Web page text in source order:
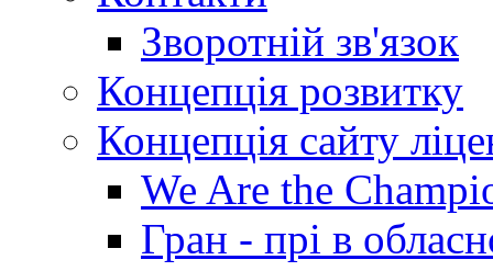
Зворотній зв'язок
Концепція розвитку
Концепція сайту
We Are the
Гран - прі в